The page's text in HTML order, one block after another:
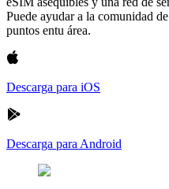
Puede ayudar a la comunidad
puntos entu área.
Descarga para iOS
Descarga para Android